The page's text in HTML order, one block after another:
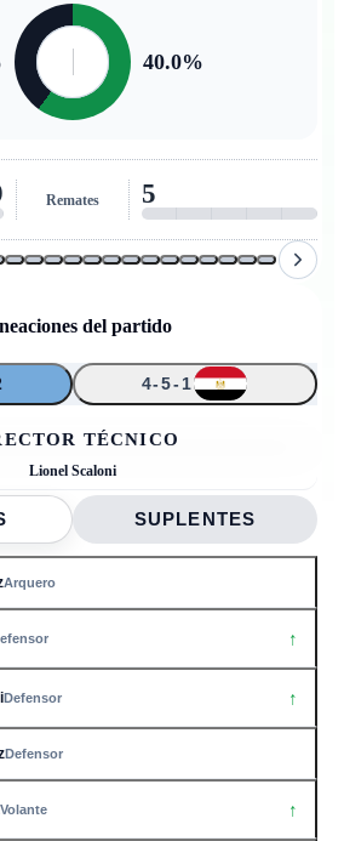
del partido
4-5-1 ↑
↑
TÉCNICO
Lionel Scaloni
SUPLENTES
Arquero
↑
Defensor ↑
Defensor
Volante ↑
40.0%
Remates 5